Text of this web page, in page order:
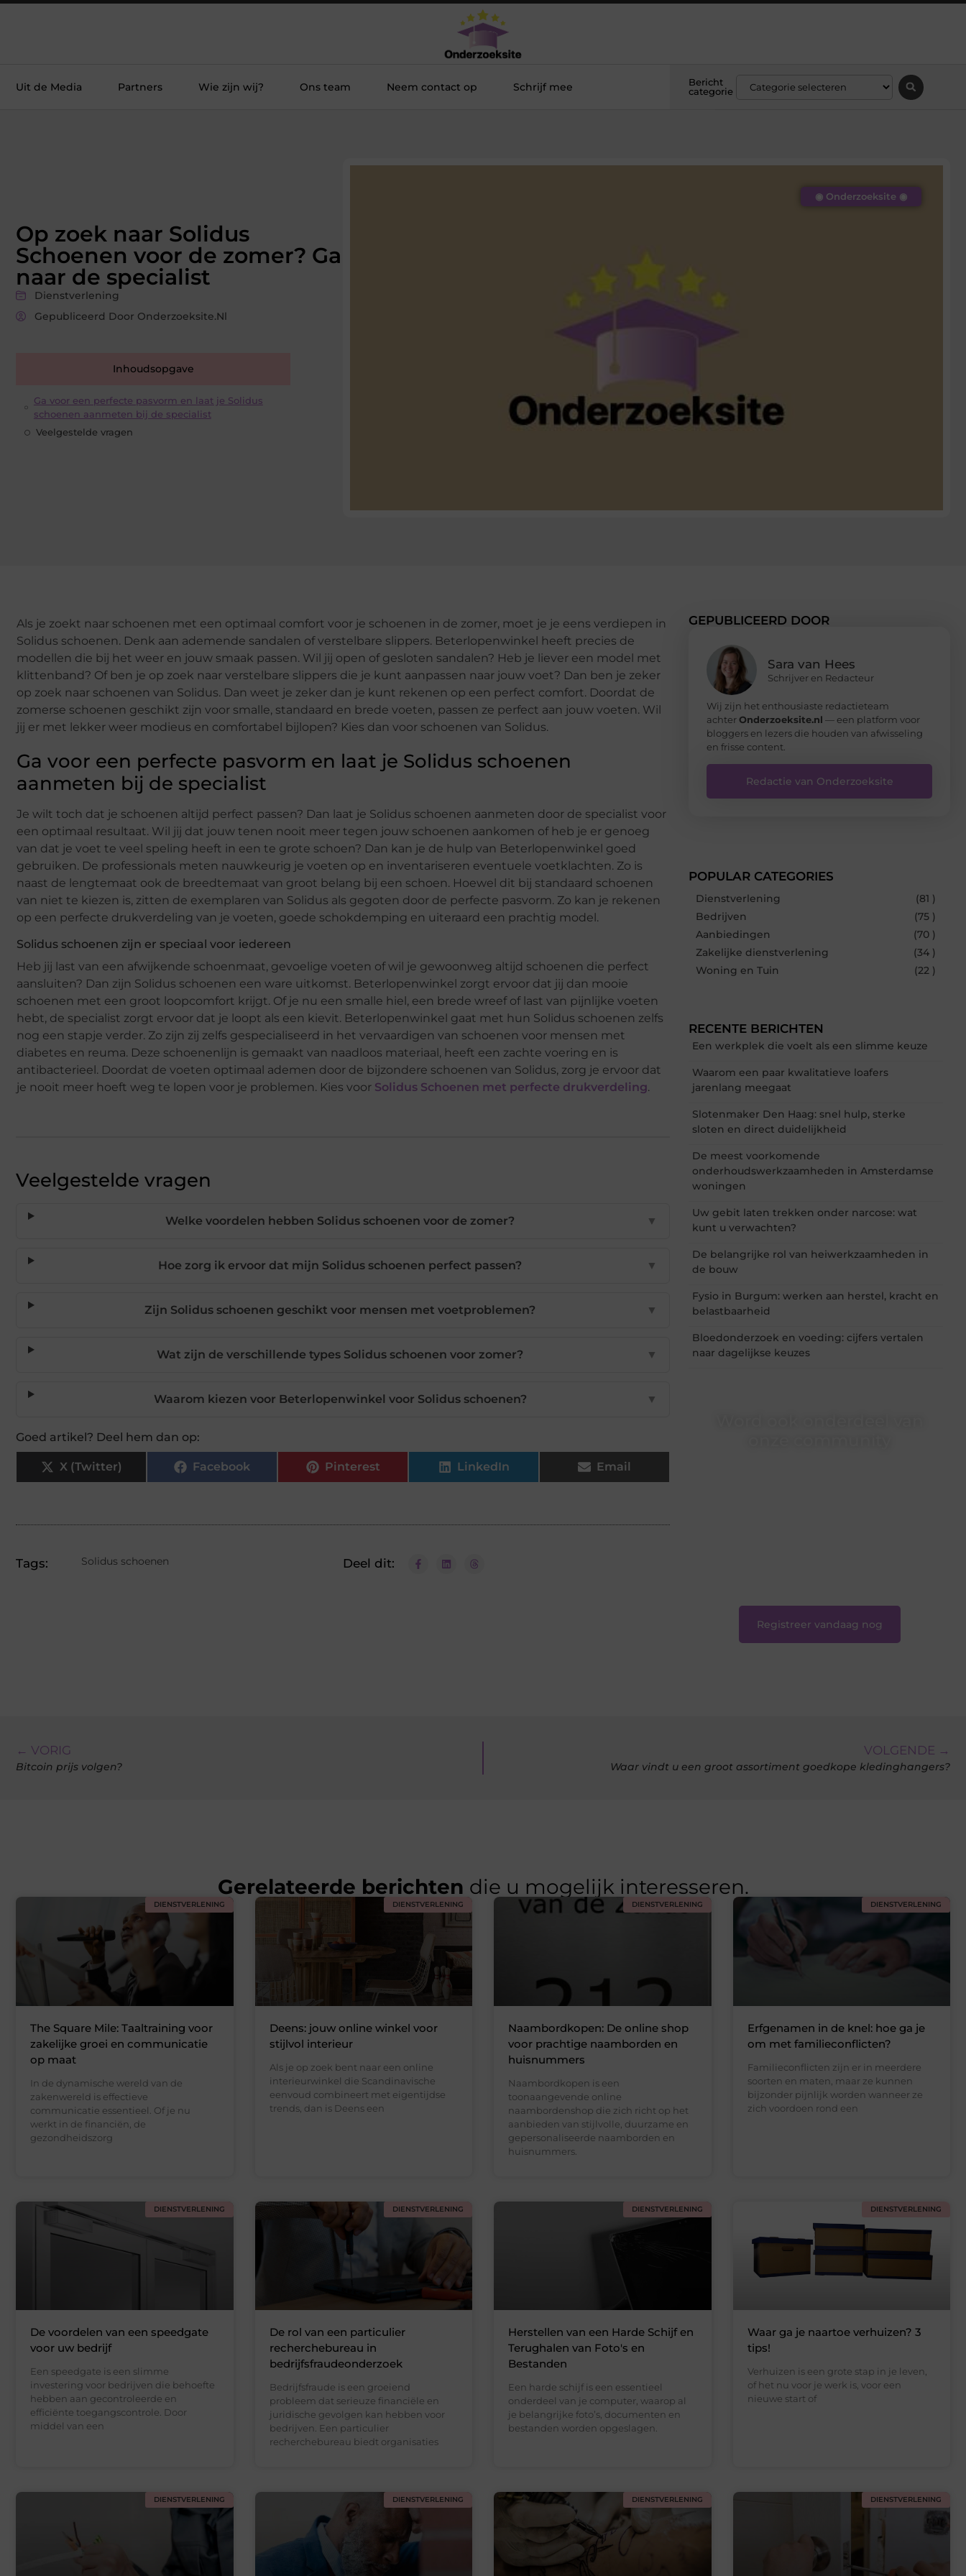
Uit de Media Partners Wie zijn wij? Ons team Neem contact op Schrijf mee
Bericht
categorie
Op zoek naar Solidus
Schoenen voor de zomer? Ga
naar de specialist
Dienstverlening
Gepubliceerd Door Onderzoeksite.nl
Inhoudsopgave
Ga voor een perfecte pasvorm en laat je Solidus
schoenen aanmeten bij de specialist
Veelgestelde vragen
◉ Onderzoeksite ◉
Als je zoekt naar schoenen met een optimaal comfort voor je schoenen in de zomer, moet je je eens verdiepen in
Solidus schoenen. Denk aan ademende sandalen of verstelbare slippers. Beterlopenwinkel heeft precies de
modellen die bij het weer en jouw smaak passen. Wil jij open of gesloten sandalen? Heb je liever een model met
klittenband? Of ben je op zoek naar verstelbare slippers die je kunt aanpassen naar jouw voet? Dan ben je zeker
op zoek naar schoenen van Solidus. Dan weet je zeker dan je kunt rekenen op een perfect comfort. Doordat de
zomerse schoenen geschikt zijn voor smalle, standaard en brede voeten, passen ze perfect aan jouw voeten. Wil
jij er met lekker weer modieus en comfortabel bijlopen? Kies dan voor schoenen van Solidus.
Ga voor een perfecte pasvorm en laat je Solidus schoenen
aanmeten bij de specialist
Je wilt toch dat je schoenen altijd perfect passen? Dan laat je Solidus schoenen aanmeten door de specialist voor
een optimaal resultaat. Wil jij dat jouw tenen nooit meer tegen jouw schoenen aankomen of heb je er genoeg
van dat je voet te veel speling heeft in een te grote schoen? Dan kan je de hulp van Beterlopenwinkel goed
gebruiken. De professionals meten nauwkeurig je voeten op en inventariseren eventuele voetklachten. Zo is
naast de lengtemaat ook de breedtemaat van groot belang bij een schoen. Hoewel dit bij standaard schoenen
van niet te kiezen is, zitten de exemplaren van Solidus als gegoten door de perfecte pasvorm. Zo kan je rekenen
op een perfecte drukverdeling van je voeten, goede schokdemping en uiteraard een prachtig model.
Solidus schoenen zijn er speciaal voor iedereen
Heb jij last van een afwijkende schoenmaat, gevoelige voeten of wil je gewoonweg altijd schoenen die perfect
aansluiten? Dan zijn Solidus schoenen een ware uitkomst. Beterlopenwinkel zorgt ervoor dat jij dan mooie
schoenen met een groot loopcomfort krijgt. Of je nu een smalle hiel, een brede wreef of last van pijnlijke voeten
hebt, de specialist zorgt ervoor dat je loopt als een kievit. Beterlopenwinkel gaat met hun Solidus schoenen zelfs
nog een stapje verder. Zo zijn zij zelfs gespecialiseerd in het vervaardigen van schoenen voor mensen met
diabetes en reuma. Deze schoenenlijn is gemaakt van naadloos materiaal, heeft een zachte voering en is
antibacterieel. Doordat de voeten optimaal ademen door de bijzondere schoenen van Solidus, zorg je ervoor dat
je nooit meer hoeft weg te lopen voor je problemen. Kies voor Solidus Schoenen met perfecte drukverdeling.
Veelgestelde vragen
Welke voordelen hebben Solidus schoenen voor de zomer? ▼
Hoe zorg ik ervoor dat mijn Solidus schoenen perfect passen? ▼
Zijn Solidus schoenen geschikt voor mensen met voetproblemen? ▼
Wat zijn de verschillende types Solidus schoenen voor zomer? ▼
Waarom kiezen voor Beterlopenwinkel voor Solidus schoenen? ▼
Goed artikel? Deel hem dan op:
X (Twitter) Facebook Pinterest LinkedIn Email
Tags: Solidus schoenen Deel dit:
GEPUBLICEERD DOOR
Sara van Hees
Schrijver en Redacteur
Wij zijn het enthousiaste redactieteam
achterOnderzoeksite.nl — een platform voor
bloggers en lezers die houden van afwisseling
en frisse content.
Redactie van Onderzoeksite
POPULAR CATEGORIES
Dienstverlening
(81 )
Bedrijven
(75 )
Aanbiedingen
(70 )
Zakelijke dienstverlening
(34 )
Woning en Tuin
(22 )
RECENTE BERICHTEN
Een werkplek die voelt als een slimme keuze
Waarom een paar kwalitatieve loafers
jarenlang meegaat
Slotenmaker Den Haag: snel hulp, sterke
sloten en direct duidelijkheid
De meest voorkomende
onderhoudswerkzaamheden in Amsterdamse
woningen
Uw gebit laten trekken onder narcose: wat
kunt u verwachten?
De belangrijke rol van heiwerkzaamheden in
de bouw
Fysio in Burgum: werken aan herstel, kracht en
belastbaarheid
Bloedonderzoek en voeding: cijfers vertalen
naar dagelijkse keuzes
Registreer vandaag nog
← VORIG
Bitcoin prijs volgen?
VOLGENDE →
Waar vindt u een groot assortiment goedkope kledinghangers?
Gerelateerde berichten die u mogelijk interesseren.
DIENSTVERLENING
The Square Mile: Taaltraining voor
zakelijke groei en communicatie
op maat
In de dynamische wereld van de
zakenwereld is effectieve
communicatie essentieel. Of je nu
werkt in de financiën, de
gezondheidszorg
DIENSTVERLENING
Deens: jouw online winkel voor
stijlvol interieur
Als je op zoek bent naar een online
interieurwinkel die Scandinavische
eenvoud combineert met eigentijdse
trends, dan is Deens een
DIENSTVERLENING
Naambordkopen: De online shop
voor prachtige naamborden en
huisnummers
Naambordkopen is een
toonaangevende online
naambordenshop die zich richt op het
aanbieden van stijlvolle, duurzame en
gepersonaliseerde naamborden en
huisnummers.
DIENSTVERLENING
Erfgenamen in de knel: hoe ga je
om met familieconflicten?
Familieconflicten zijn er in meerdere
soorten en maten, maar ze kunnen
bijzonder pijnlijk worden wanneer ze
zich voordoen rond een
DIENSTVERLENING
De voordelen van een speedgate
voor uw bedrijf
Een speedgate is een slimme
investering voor bedrijven die behoefte
hebben aan gecontroleerde en
efficiënte toegangscontrole. Door
middel van een
DIENSTVERLENING
De rol van een particulier
recherchebureau in
bedrijfsfraudeonderzoek
Bedrijfsfraude is een groeiend
probleem dat serieuze financiële en
juridische gevolgen kan hebben voor
bedrijven. Een particulier
recherchebureau biedt organisaties
DIENSTVERLENING
Herstellen van een Harde Schijf en
Terughalen van Foto's en
Bestanden
Een harde schijf is een essentieel
onderdeel van je computer, waarop al
je belangrijke foto’s, documenten en
bestanden worden opgeslagen.
DIENSTVERLENING
Waar ga je naartoe verhuizen? 3
tips!
Verhuizen is een grote stap in je leven,
of het nu voor je werk is, voor een
nieuwe start of
DIENSTVERLENING DIENSTVERLENING DIENSTVERLENING DIENSTVERLENING